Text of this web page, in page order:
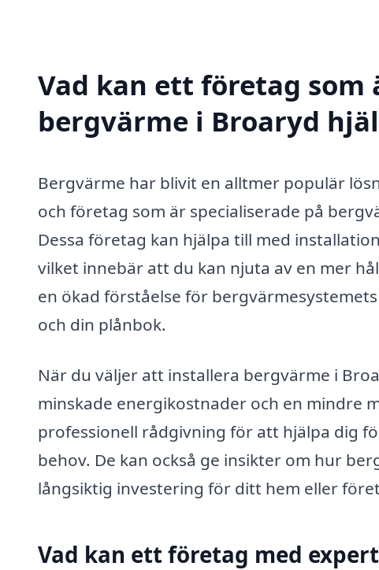
Vad kan ett företag som
bergvärme i Broaryd
Bergvärme har blivit en alltmer populär
och företag som är specialiserade på
Dessa företag kan hjälpa till med
vilket innebär att du kan njuta av en mer
en ökad förståelse för
och din plånbok.
När du väljer att installera bergvärme i
minskade energikostnader och en mindre
professionell rådgivning för att hjälpa dig
behov. De kan också ge insikter om hur
långsiktig investering för ditt hem eller
Vad kan ett företag med